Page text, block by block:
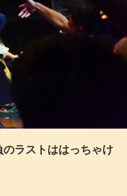
のラストははっちゃけ